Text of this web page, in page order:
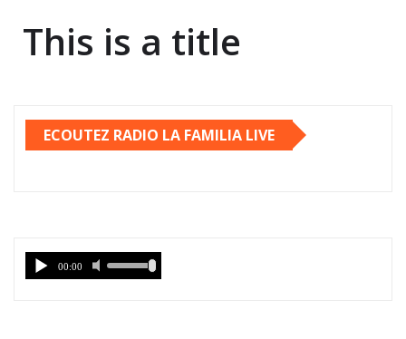
This is a title
ECOUTEZ RADIO LA FAMILIA LIVE